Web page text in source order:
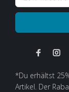
*Du erhältst
Artikel. Der